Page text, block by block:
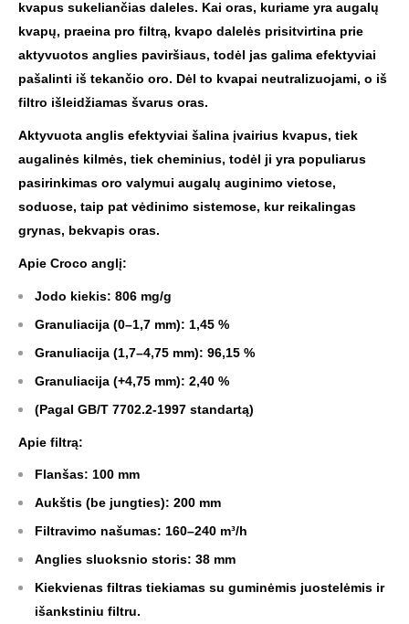
kvapus sukeliančias daleles. Kai oras, kuriame yra augalų
kvapų, praeina pro filtrą, kvapo dalelės prisitvirtina prie
aktyvuotos anglies paviršiaus, todėl jas galima efektyviai
pašalinti iš tekančio oro. Dėl to kvapai neutralizuojami, o iš
filtro išleidžiamas švarus oras.
Aktyvuota anglis efektyviai šalina įvairius kvapus, tiek
augalinės kilmės, tiek cheminius, todėl ji yra populiarus
pasirinkimas oro valymui augalų auginimo vietose,
soduose, taip pat vėdinimo sistemose, kur reikalingas
grynas, bekvapis oras.
Apie Croco anglį:
Jodo kiekis: 806 mg/g
Granuliacija (0–1,7 mm): 1,45 %
Granuliacija (1,7–4,75 mm): 96,15 %
Granuliacija (+4,75 mm): 2,40 %
(Pagal GB/T 7702.2-1997 standartą)
Apie filtrą:
Flanšas: 100 mm
Aukštis (be jungties): 200 mm
Filtravimo našumas: 160–240 m³/h
Anglies sluoksnio storis: 38 mm
Kiekvienas filtras tiekiamas su guminėmis juostelėmis ir
išankstiniu filtru.